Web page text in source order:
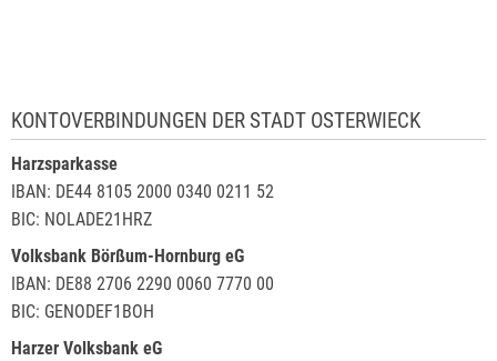
KONTOVERBINDUNGEN DER STADT OSTERWIECK
Harzsparkasse
IBAN: DE44 8105 2000 0340 0211 52
BIC: NOLADE21HRZ
Volksbank Börßum-Hornburg eG
IBAN: DE88 2706 2290 0060 7770 00
BIC: GENODEF1BOH
Harzer Volksbank eG